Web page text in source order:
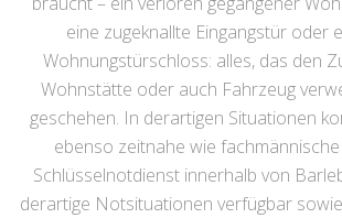
eine zugeknallte Eingangstür oder
Wohnungstürschloss: alles, das den
Wohnstätte oder auch Fahrzeug
geschehen. In derartigen Situationen
ebenso zeitnahe wie
Schlüsselnotdienst innerhalb von
derartige Notsituationen verfügbar